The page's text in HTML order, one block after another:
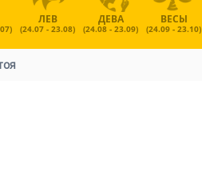
ЛЕВ
(24.07 - 23.08)
ДЕВА
(24.08 - 23.09)
ВЕСЫ
(24.09 - 23.10)